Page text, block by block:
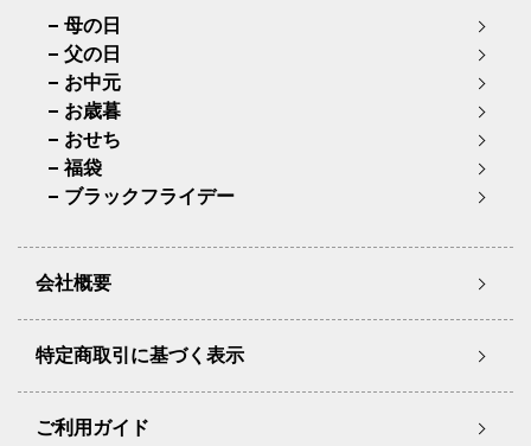
母の日
父の日
お中元
お歳暮
おせち
福袋
ブラックフライデー
会社概要
特定商取引に基づく表示
ご利用ガイド